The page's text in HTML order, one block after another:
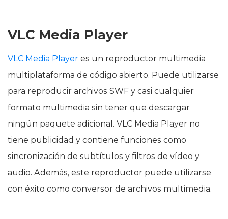
VLC Media Player
VLC Media Player es un reproductor multimedia
multiplataforma de código abierto. Puede utilizarse
para reproducir archivos SWF y casi cualquier
formato multimedia sin tener que descargar
ningún paquete adicional. VLC Media Player no
tiene publicidad y contiene funciones como
sincronización de subtítulos y filtros de vídeo y
audio. Además, este reproductor puede utilizarse
con éxito como conversor de archivos multimedia.